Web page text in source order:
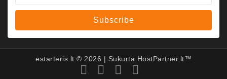
Subscribe
estarteris.lt © 2026 | Sukurta HostPartner.lt™